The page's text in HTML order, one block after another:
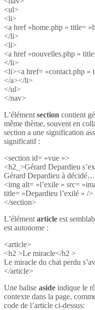
<ul>
<li>
<a href »home.php » title=
</li>
<li>
<a href »nouvelles.php »
</li>
<li><a href= »contact.php »
</a></li>
</ul>
</nav>
L’élément section contient
même thème, souvent en
section a une signification
significatif :
<section id= »vue »>
<h2_>Gérard Depardieu
Gérard Depardieu à décidé…
<img alt= »l’exile » src=
title= »Depardieu l’exilé » />
</section>
L’élément article est
est autonome :
<article>
<h2 >Le miracle</h2 >
Le miracle du chat perdu
</article>
Une balise aside indique le
contexte dans la page,
code de l’article ci-dessus: